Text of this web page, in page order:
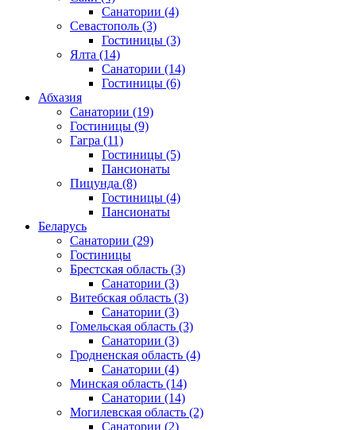
Санатории (4)
Севастополь (3)
Гостиницы (3)
Ялта (14)
Санатории (14)
Гостиницы (6)
Абхазия
Санатории (19)
Гостиницы (9)
Гагра (11)
Гостиницы (5)
Пансионаты
Пицунда (8)
Гостиницы (4)
Пансионаты
Беларусь
Санатории (29)
Гостиницы
Брестская область (3)
Санатории (3)
Витебская область (3)
Санатории (3)
Гомельская область (3)
Санатории (3)
Гродненская область (4)
Санатории (4)
Минская область (14)
Санатории (14)
Могилевская область (2)
Санатории (2)